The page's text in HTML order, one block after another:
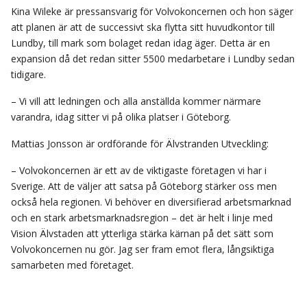
Kina Wileke är pressansvarig för Volvokoncernen och hon säger
att planen är att de successivt ska flytta sitt huvudkontor till
Lundby, till mark som bolaget redan idag äger. Detta är en
expansion då det redan sitter 5500 medarbetare i Lundby sedan
tidigare.
– Vi vill att ledningen och alla anställda kommer närmare
varandra, idag sitter vi på olika platser i Göteborg.
Mattias Jonsson är ordförande för Älvstranden Utveckling:
– Volvokoncernen är ett av de viktigaste företagen vi har i
Sverige. Att de väljer att satsa på Göteborg stärker oss men
också hela regionen. Vi behöver en diversifierad arbetsmarknad
och en stark arbetsmarknadsregion – det är helt i linje med
Vision Älvstaden att ytterliga stärka kärnan på det sätt som
Volvokoncernen nu gör. Jag ser fram emot flera, långsiktiga
samarbeten med företaget.